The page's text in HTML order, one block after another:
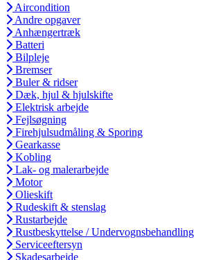
Aircondition
Andre opgaver
Anhængertræk
Batteri
Bilpleje
Bremser
Buler & ridser
Dæk, hjul & hjulskifte
Elektrisk arbejde
Fejlsøgning
Firehjulsudmåling & Sporing
Gearkasse
Kobling
Lak- og malerarbejde
Motor
Olieskift
Rudeskift & stenslag
Rustarbejde
Rustbeskyttelse / Undervognsbehandling
Serviceeftersyn
Skadesarbejde